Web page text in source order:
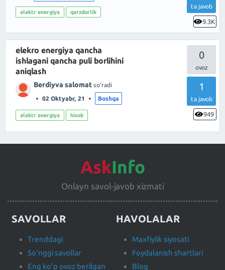
ta javob
9.3K
elektr energiya qarzdorlik
0
1
ta javob
949
elekro energiya qancha
ishlagani qancha puli borlihini
aniqlash
Berdiyva salomat so'radi
02 Oktyabr, 21 Boshqa
elektr energiya hisob
AskInfo
Onlayn savol-javob xizmati
SAVOLLAR
Trenddagi
So'nggi savollar
Eng ko'p ovoz berilgan
HAVOLALAR
Maxfiylik siyosati
Foydalanish shartlari
Blog